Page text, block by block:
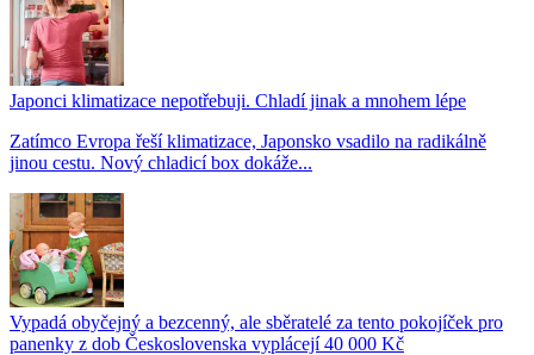
Japonci klimatizace nepotřebuji. Chladí jinak a mnohem lépe
Zatímco Evropa řeší klimatizace, Japonsko vsadilo na radikálně
jinou cestu. Nový chladicí box dokáže...
Vypadá obyčejný a bezcenný, ale sběratelé za tento pokojíček pro
panenky z dob Československa vyplácejí 40 000 Kč